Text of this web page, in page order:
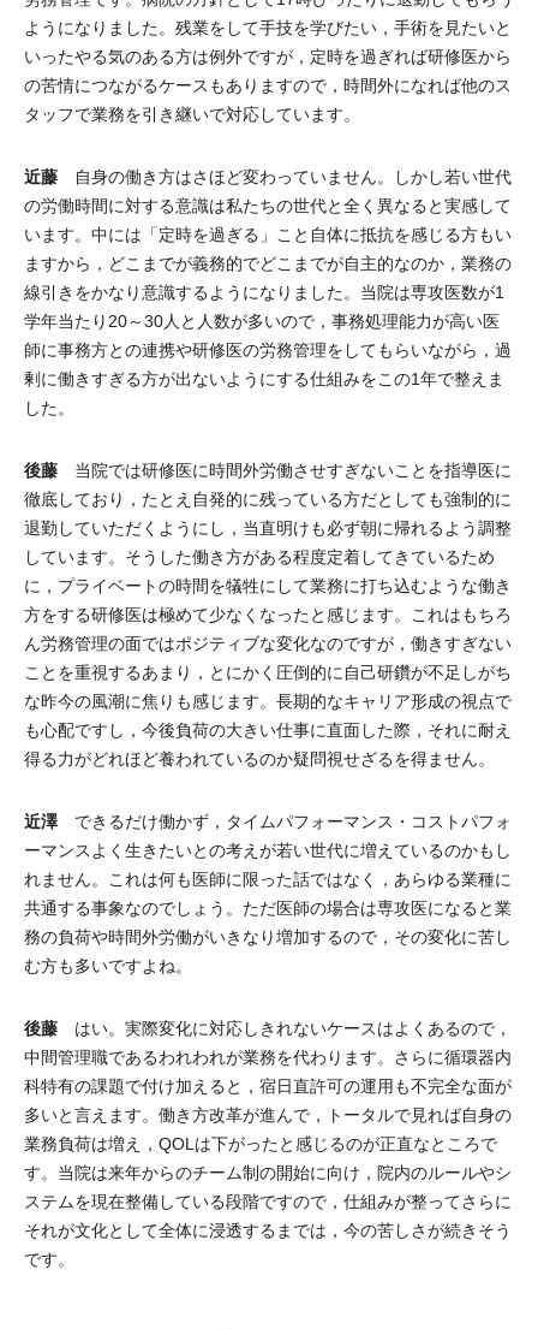
ようになりました。残業をして手技を学びたい，手術を見たいと
いったやる気のある方は例外ですが，定時を過ぎれば研修医から
の苦情につながるケースもありますので，時間外になれば他のス
タッフで業務を引き継いで対応しています。
近藤 自身の働き方はさほど変わっていません。しかし若い世代
の労働時間に対する意識は私たちの世代と全く異なると実感して
います。中には「定時を過ぎる」こと自体に抵抗を感じる方もい
ますから，どこまでが義務的でどこまでが自主的なのか，業務の
線引きをかなり意識するようになりました。当院は専攻医数が1
学年当たり20～30人と人数が多いので，事務処理能力が高い医
師に事務方との連携や研修医の労務管理をしてもらいながら，過
剰に働きすぎる方が出ないようにする仕組みをこの1年で整えま
した。
後藤 当院では研修医に時間外労働させすぎないことを指導医に
徹底しており，たとえ自発的に残っている方だとしても強制的に
退勤していただくようにし，当直明けも必ず朝に帰れるよう調整
しています。そうした働き方がある程度定着してきているため
に，プライベートの時間を犠牲にして業務に打ち込むような働き
方をする研修医は極めて少なくなったと感じます。これはもちろ
ん労務管理の面ではポジティブな変化なのですが，働きすぎない
ことを重視するあまり，とにかく圧倒的に自己研鑽が不足しがち
な昨今の風潮に焦りも感じます。長期的なキャリア形成の視点で
も心配ですし，今後負荷の大きい仕事に直面した際，それに耐え
得る力がどれほど養われているのか疑問視せざるを得ません。
近澤できるだけ働かず，タイムパフォーマンス・コストパフォ
ーマンスよく生きたいとの考えが若い世代に増えているのかもし
れません。これは何も医師に限った話ではなく，あらゆる業種に
共通する事象なのでしょう。ただ医師の場合は専攻医になると業
務の負荷や時間外労働がいきなり増加するので，その変化に苦し
む方も多いですよね。
後藤 はい。実際変化に対応しきれないケースはよくあるので，
中間管理職であるわれわれが業務を代わります。さらに循環器内
科特有の課題で付け加えると，宿日直許可の運用も不完全な面が
多いと言えます。働き方改革が進んで，トータルで見れば自身の
業務負荷は増え，QOLは下がったと感じるのが正直なところで
す。当院は来年からのチーム制の開始に向け，院内のルールやシ
ステムを現在整備している段階ですので，仕組みが整ってさらに
それが文化として全体に浸透するまでは，今の苦しさが続きそう
です。